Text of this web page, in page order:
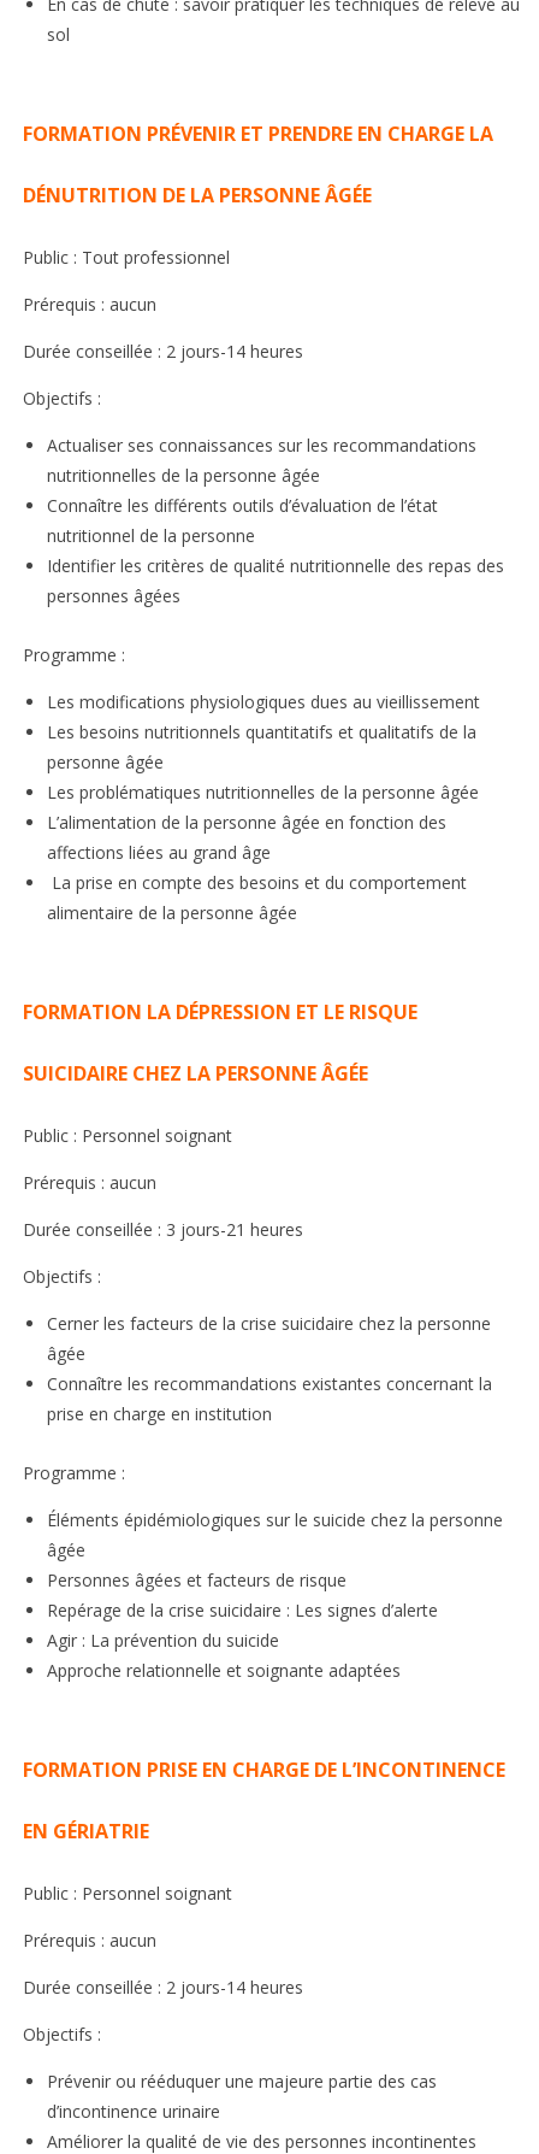
sol
FORMATION PRÉVENIR ET PRENDRE EN CHARGE LA
DÉNUTRITION DE LA PERSONNE ÂGÉE
Public : Tout professionnel
Prérequis : aucun
Durée conseillée : 2 jours-14 heures
Objectifs :
Actualiser ses connaissances sur les recommandations
nutritionnelles de la personne âgée
Connaître les différents outils d’évaluation de l’état
nutritionnel de la personne
Identifier les critères de qualité nutritionnelle des repas des
personnes âgées
Programme :
Les modifications physiologiques dues au vieillissement
Les besoins nutritionnels quantitatifs et qualitatifs de la
personne âgée
Les problématiques nutritionnelles de la personne âgée
L’alimentation de la personne âgée en fonction des
affections liées au grand âge
La prise en compte des besoins et du comportement
alimentaire de la personne âgée
FORMATION LA DÉPRESSION ET LE RISQUE
SUICIDAIRE CHEZ LA PERSONNE ÂGÉE
Public : Personnel soignant
Prérequis : aucun
Durée conseillée : 3 jours-21 heures
Objectifs :
Cerner les facteurs de la crise suicidaire chez la personne
âgée
Connaître les recommandations existantes concernant la
prise en charge en institution
Programme :
Éléments épidémiologiques sur le suicide chez la personne
âgée
Personnes âgées et facteurs de risque
Repérage de la crise suicidaire : Les signes d’alerte
Agir : La prévention du suicide
Approche relationnelle et soignante adaptées
FORMATION PRISE EN CHARGE DE L’INCONTINENCE
EN GÉRIATRIE
Public : Personnel soignant
Prérequis : aucun
Durée conseillée : 2 jours-14 heures
Objectifs :
Prévenir ou rééduquer une majeure partie des cas
d’incontinence urinaire
Améliorer la qualité de vie des personnes incontinentes